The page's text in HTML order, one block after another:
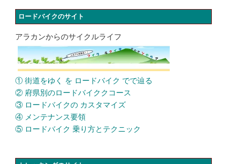
ロードバイクのサイト
アラカンからのサイクルライフ
① 街道をゆく を ロードバイク でで辿る
② 府県別のロードバイククコース
③ ロードバイクの カスタマイズ
④ メンテナンス要領
⑤ ロードバイク 乗り方とテクニック